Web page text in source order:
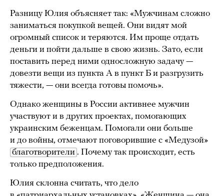
Разницу Юлия объясняет так: «Мужчинам сложно
заниматься покупкой вещей. Они видят мой
огромный список и теряются. Им проще отдать
деньги и пойти дальше в свою жизнь. Зато, если
поставить перед ними односложную задачу —
довезти вещи из пункта А в пункт Б и разгрузить
тяжести, — они всегда готовы помочь».
Однако женщины в России активнее мужчин
участвуют и в других проектах, помогающих
украинским беженцам. Помогали они больше
и до войны, отмечают поговорившие с «Медузой»
благотворители . Почему так происходит, есть
только предположения.
Юлия склонна считать, что дело